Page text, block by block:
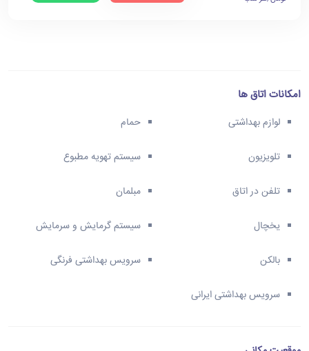
امکانات اتاق ها
لوازم بهداشتی حمام
تلویزیون سیستم تهویه مطبوع
تلفن در اتاق مبلمان
یخچال سیستم گرمایش و سرمایش
بالکن سرویس بهداشتی فرنگی
سرویس بهداشتی ایرانی